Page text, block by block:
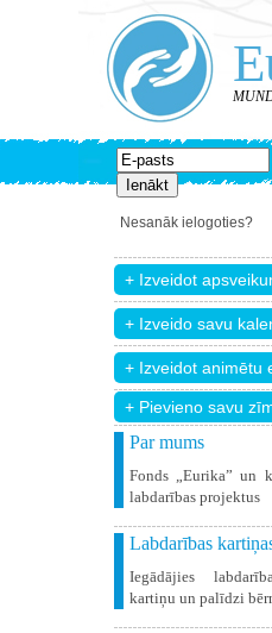
Nesanāk ielogoties?
+ Pievieno savu
Par mums
Fonds „Eurika” un
labdarības projektus
Labdarības
Iegādājies
kartiņu un palīdzi